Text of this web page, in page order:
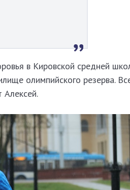
в Кировской средней
олимпийского резерва.
Алексей.